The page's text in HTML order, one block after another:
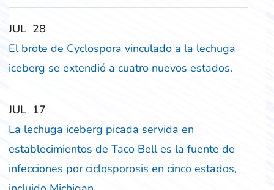
‎‎JUL ‎‎28
El brote de Cyclospora vinculado a la lechuga
iceberg se extendió a cuatro nuevos estados.
‎‎JUL ‎‎17
La lechuga iceberg picada servida en
establecimientos de Taco Bell es la fuente de
infecciones por ciclosporosis en cinco estados,